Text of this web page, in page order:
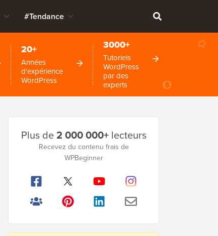
#Tendance
20+
Années
d'expérience
WordPress
3000+
Tutoriels
WordPress
par des
experts
latérale
Plus de2 000 000+lecteurs
Recevez du contenu frais de
WPBeginner